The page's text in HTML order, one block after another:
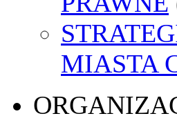
MIASTA